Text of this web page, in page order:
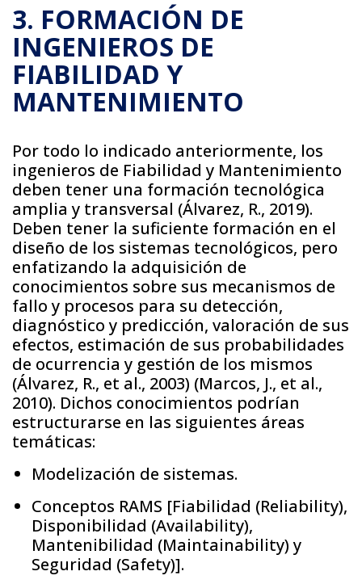
3. FORMACIÓN DE
INGENIEROS DE
FIABILIDAD Y
MANTENIMIENTO
Por todo lo indicado anteriormente, los
ingenieros de Fiabilidad y Mantenimiento
deben tener una formación tecnológica
amplia y transversal (Álvarez, R., 2019).
Deben tener la suficiente formación en el
diseño de los sistemas tecnológicos, pero
enfatizando la adquisición de
conocimientos sobre sus mecanismos de
fallo y procesos para su detección,
diagnóstico y predicción, valoración de sus
efectos, estimación de sus probabilidades
de ocurrencia y gestión de los mismos
(Álvarez, R., et al., 2003) (Marcos, J., et al.,
2010). Dichos conocimientos podrían
estructurarse en las siguientes áreas
temáticas:
Modelización de sistemas.
Conceptos RAMS [Fiabilidad (Reliability),
Disponibilidad (Availability),
Mantenibilidad (Maintainability) y
Seguridad (Safety)].